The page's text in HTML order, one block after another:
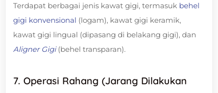
Terdapat berbagai jenis kawat gigi, termasuk behel
gigi konvensional (logam), kawat gigi keramik,
kawat gigi lingual (dipasang di belakang gigi), dan
Aligner Gigi(behel transparan).
7. Operasi Rahang (Jarang Dilakukan